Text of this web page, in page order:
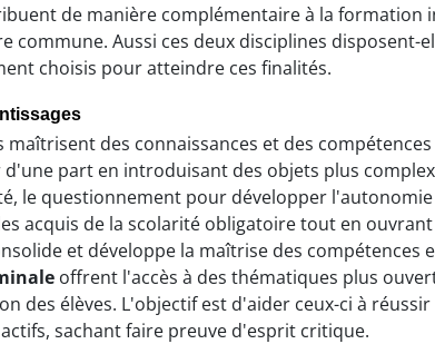
de manière complémentaire à la formation
commune. Aussi ces deux disciplines
choisis pour atteindre ces finalités.
maîtrisent des connaissances et des
part en introduisant des objets plus
le questionnement pour développer l'autonomie
acquis de la scolarité obligatoire tout en
et développe la maîtrise des compétences
offrent l'accès à des thématiques plus
des élèves. L'objectif est d'aider ceux-ci à
sachant faire preuve d'esprit critique.